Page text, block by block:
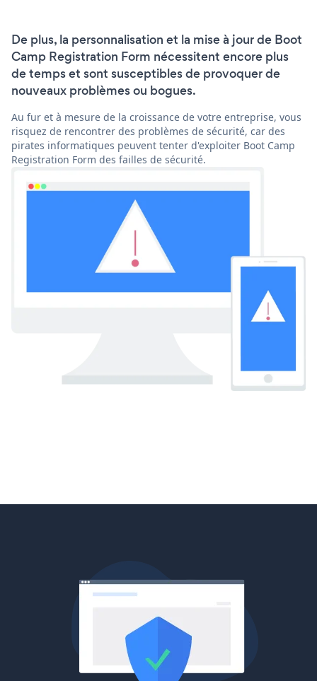
De plus, la personnalisation et la mise à jour de Boot
Camp Registration Form nécessitent encore plus
de temps et sont susceptibles de provoquer de
nouveaux problèmes ou bogues.
Au fur et à mesure de la croissance de votre entreprise, vous
risquez de rencontrer des problèmes de sécurité, car des
pirates informatiques peuvent tenter d'exploiter Boot Camp
Registration Form des failles de sécurité.